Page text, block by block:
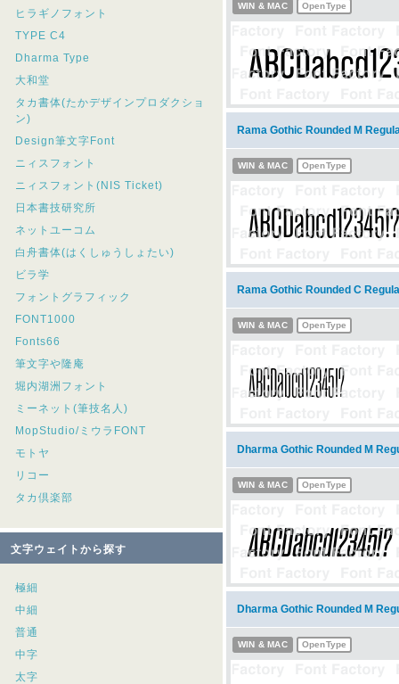
ヒラギノフォント
TYPE C4
Dharma Type
大和堂
タカ書体(たかデザインプロダクショ
ン)
Design筆文字Font
ニィスフォント
ニィスフォント(NIS Ticket)
日本書技研究所
ネットユーコム
白舟書体(はくしゅうしょたい)
ビラ学
フォントグラフィック
FONT1000
Fonts66
筆文字や隆庵
堀内湖洲フォント
ミーネット(筆技名人)
MopStudio/ミウラFONT
モトヤ
リコー
タカ倶楽部
文字ウェイトから探す
極細
中細
普通
中字
太字
WIN & MAC OpenType
Rama Gothic Rounded M
WIN & MAC OpenType
Rama Gothic Rounded C
WIN & MAC OpenType
Dharma Gothic Rounded M
WIN & MAC OpenType
Dharma Gothic Rounded M
WIN & MAC OpenType